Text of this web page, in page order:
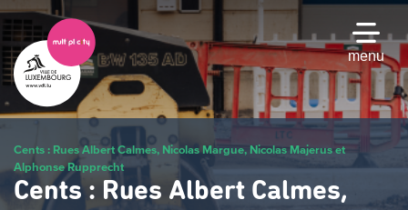
Passer
au
contenu
principal
menu
Cents : Rues Albert Calmes, Nicolas Margue, Nicolas Majerus et
Alphonse Rupprecht
Cents : Rues Albert Calmes,